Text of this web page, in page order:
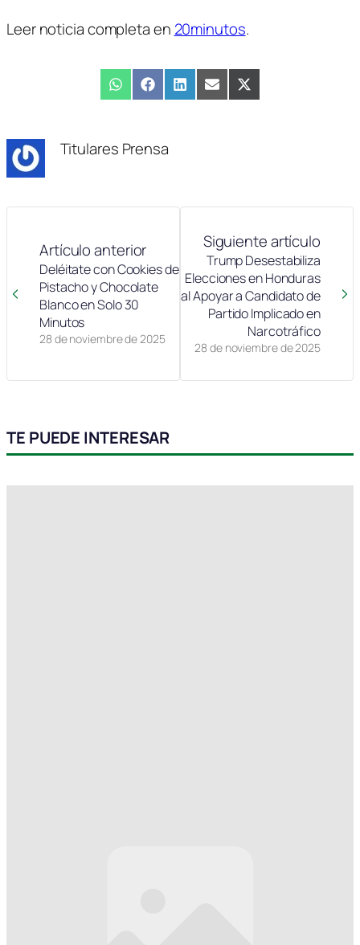
Leer noticia completa en 20minutos.
Compartir
en
WhatsAppCompartir
en
FacebookCompartir
en
LinkedInCompartir
en
EmailCompartir
en
X
(Twitter)
Titulares Prensa
Artículo anterior
28 de noviembre de 2025
Deléitate con Cookies de
Pistacho y Chocolate
Blanco en Solo 30
Minutos
Siguiente artículo
28 de noviembre de 2025
Trump Desestabiliza
Elecciones en Honduras
al Apoyar a Candidato de
Partido Implicado en
Narcotráfico
TE PUEDE INTERESAR